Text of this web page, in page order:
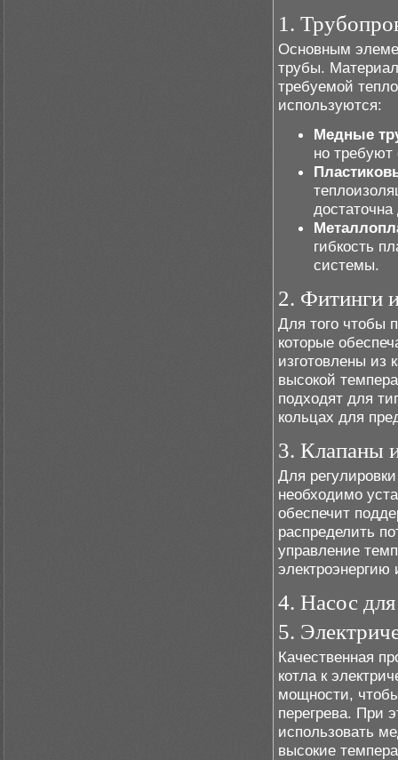
1.
Основным
трубы.
требуемой
используются:
Медные
но требуют
достаточна
гибкость
системы.
2. Фитинги
Для того чтобы
которые
изготовлены из
высокой
подходят для
кольцах для
3. Клапаны
Для
необходимо
обеспечит
распределить
управление
4. Насос
5.
Качественная
котла к
мощности,
перегрева. При
использовать
высокие